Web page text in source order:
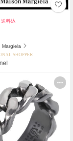
送料込
Margiela
SHOPPER